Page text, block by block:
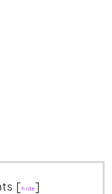
[hide]